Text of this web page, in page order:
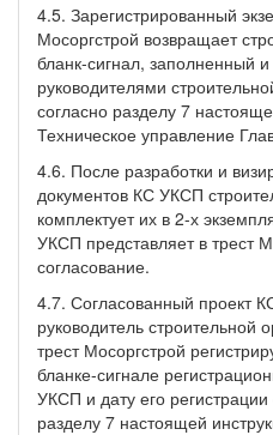
4.5. Зарегистрированный
Мосоргстрой возвращает
бланк-сигнал, заполненный
руководителями
согласно разделу 7
Техническое управление
4.6. После разработки и
документов КС УКСП
комплектует их в 2-х
УКСП представляет в трест
согласование.
4.7. Согласованный проект
руководитель строительной
трест Мосоргстрой
бланке-сигнале
УКСП и дату его регистрации
разделу 7 настоящей